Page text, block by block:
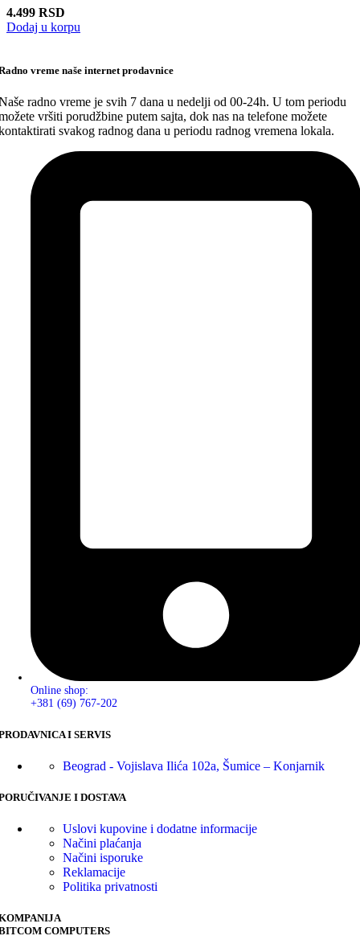
4.499 RSD
Dodaj u korpu
vreme naše internet prodavnice
radno vreme je svih 7 dana u nedelji od 00-24h. U tom periodu
vršiti porudžbine putem sajta, dok nas na telefone možete
svakog radnog dana u periodu radnog vremena lokala.
Online shop:
+381 (69) 767-202
I SERVIS
Beograd - Vojislava Ilića 102a, Šumice – Konjarnik
I DOSTAVA
Uslovi kupovine i dodatne informacije
Načini plaćanja
Načini isporuke
Reklamacije
Politika privatnosti
COMPUTERS